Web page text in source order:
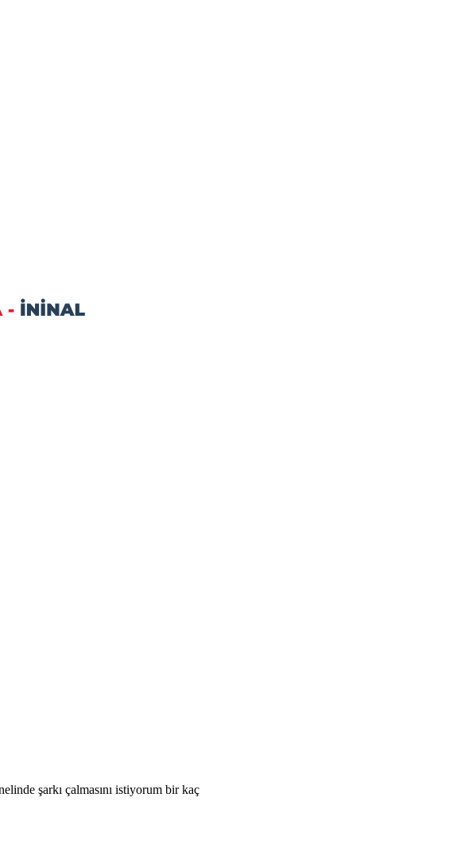
şarkı çalmasını istiyorum bir kaç